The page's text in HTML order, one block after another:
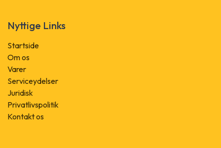
Nyttige Links
Startside
Om os
Varer
Serviceydelser
Juridisk
Privatlivspolitik
Kontakt os